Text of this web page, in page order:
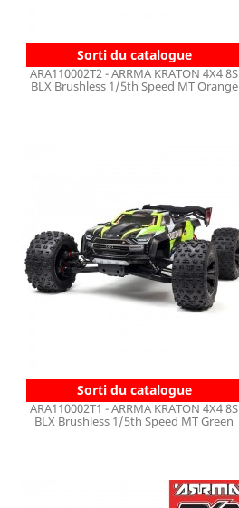
Sorti du catalogue
ARA110002T2 - ARRMA KRATON 4X4 8S
BLX Brushless 1/5th Speed MT Orange
Sorti du catalogue
ARA110002T1 - ARRMA KRATON 4X4 8S
BLX Brushless 1/5th Speed MT Green